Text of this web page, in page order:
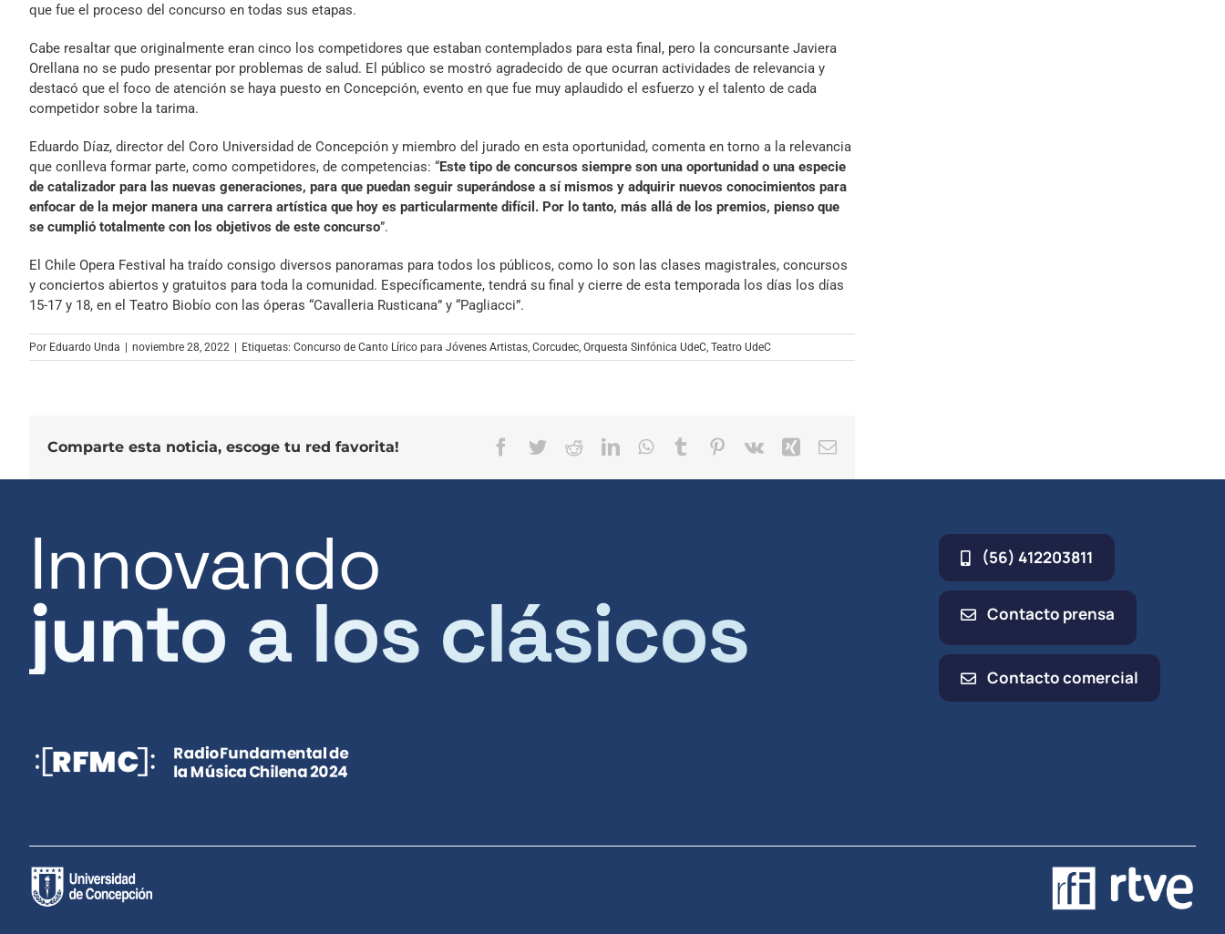
que fue el proceso del concurso en todas sus etapas.
Cabe resaltar que originalmente eran cinco los competidores que estaban contemplados para esta final, pero la concursante Javiera
Orellana no se pudo presentar por problemas de salud. El público se mostró agradecido de que ocurran actividades de relevancia y
destacó que el foco de atención se haya puesto en Concepción, evento en que fue muy aplaudido el esfuerzo y el talento de cada
competidor sobre la tarima.
Eduardo Díaz, director del Coro Universidad de Concepción y miembro del jurado en esta oportunidad, comenta en torno a la relevancia
que conlleva formar parte, como competidores, de competencias: “Este tipo de concursos siempre son una oportunidad o una especie
de catalizador para las nuevas generaciones, para que puedan seguir superándose a sí mismos y adquirir nuevos conocimientos para
enfocar de la mejor manera una carrera artística que hoy es particularmente difícil. Por lo tanto, más allá de los premios, pienso que
se cumplió totalmente con los objetivos de este concurso”.
El Chile Opera Festival ha traído consigo diversos panoramas para todos los públicos, como lo son las clases magistrales, concursos
y conciertos abiertos y gratuitos para toda la comunidad. Específicamente, tendrá su final y cierre de esta temporada los días los días
15-17 y 18, en el Teatro Biobío con las óperas “Cavalleria Rusticana” y “Pagliacci”.
Por Eduardo Unda noviembre 28, 2022 Etiquetas: Concurso de Canto Lírico para Jóvenes Artistas, Corcudec, Orquesta Sinfónica UdeC, Teatro UdeC
Comparte esta noticia, escoge tu red favorita! Facebook
TwitterRedditLinkedInWhatsApp
TumblrPinterest
Vk XingCorreo
Innovando
junto a los clásicos
(56) 412203811
Contacto prensa
Contacto comercial